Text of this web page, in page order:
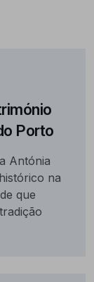
Porto
Antónia
na
que